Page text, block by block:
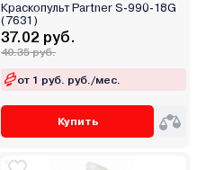
Краскопульт Partner S-990-18G
(7631)
37.02 руб.
40.35 руб.
от 1 руб. руб./мес.
Купить